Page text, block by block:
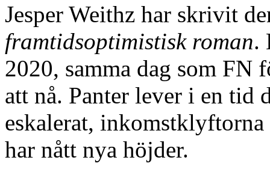
Jesper Weithz har skrivit
framtidsoptimistisk roman.
2020, samma dag som FN
att nå. Panter lever i en tid
eskalerat,
har nått nya höjder.